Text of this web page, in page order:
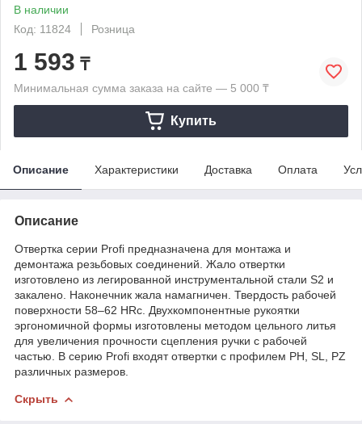
В наличии
Код: 11824
Розница
1 593 ₸
Минимальная сумма заказа на сайте — 5 000 ₸
Купить
Описание Характеристики Доставка Оплата
Описание
Отвертка серии Profi предназначена для монтажа и
демонтажа резьбовых соединений. Жало отвертки
изготовлено из легированной инструментальной стали S2 и
закалено. Наконечник жала намагничен. Твердость рабочей
поверхности 58–62 HRc. Двухкомпонентные рукоятки
эргономичной формы изготовлены методом цельного литья
для увеличения прочности сцепления ручки с рабочей
частью. В серию Profi входят отвертки с профилем PH, SL, PZ
различных размеров.
Скрыть